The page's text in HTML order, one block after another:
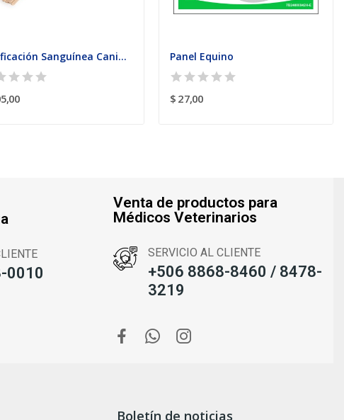
Tipificación Sanguínea Canina Caja con 5 Test Panel Equino
$ 27,00
0010
Venta de productos para
Médicos Veterinarios
SERVICIO AL CLIENTE
+506 8868-8460 / 8478-
3219
Boletín de noticias